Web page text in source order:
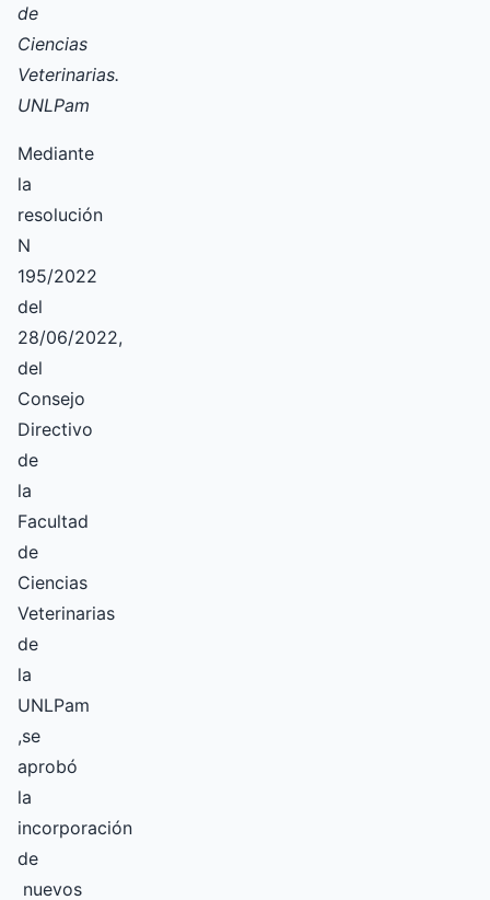
de
Ciencias
Veterinarias.
UNLPam
Mediante
la
resolución
N
195/2022
del
28/06/2022,
del
Consejo
Directivo
de
la
Facultad
de
Ciencias
Veterinarias
de
la
UNLPam
,se
aprobó
la
incorporación
de
nuevos